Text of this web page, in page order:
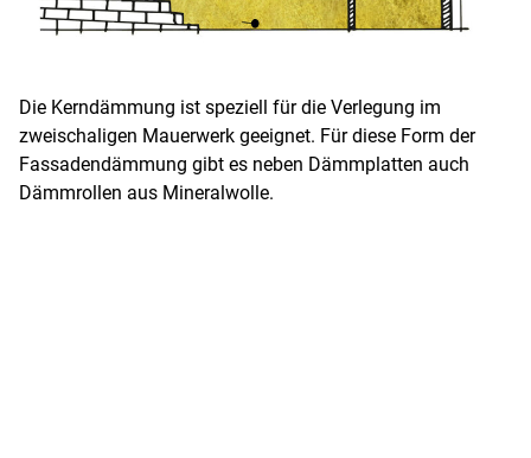
Die Kerndämmung ist speziell für die Verlegung im
zweischaligen Mauerwerk geeignet. Für diese Form der
Fassadendämmung gibt es neben Dämmplatten auch
Dämmrollen aus Mineralwolle.